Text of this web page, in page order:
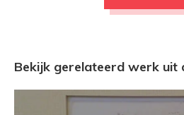
Bekijk gerelateerd werk uit